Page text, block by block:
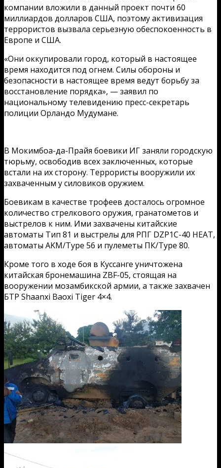
компании вложили в данный проект почти 60
миллиардов долларов США, поэтому активизация
террористов вызвала серьезную обеспокоенность в
Европе и США.
«Они оккупировали город, который в настоящее
время находится под огнем. Силы обороны и
безопасности в настоящее время ведут борьбу за
восстановление порядка», — заявил по
национальному телевидению пресс-секретарь
полиции Орландо Мудумане.
В Мокимбоа-да-Прайя боевики ИГ заняли городскую
тюрьму, освободив всех заключенных, которые
встали на их сторону. Террористы вооружили их
захваченным у силовиков оружием.
Боевикам в качестве трофеев досталось огромное
количество стрелкового оружия, гранатометов и
выстрелов к ним. Ими захвачены китайские
автоматы Тип 81 и выстрелы для РПГ DZP1C-40 HEAT,
автоматы AKM/Type 56 и пулеметы ПК/Type 80.
Кроме того в ходе боя в Куссанге уничтожена
китайская бронемашина ZBF-05, стоящая на
вооружении мозамбикской армии, а также захвачен
БТР Shaanxi Baoxi Tiger 4×4.